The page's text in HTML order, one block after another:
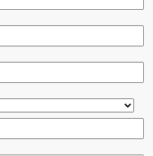
00:17
00:18
00:18